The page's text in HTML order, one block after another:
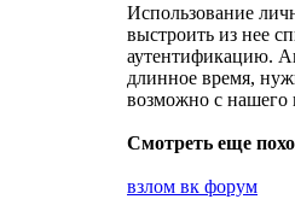
Использование
выстроить из нее
аутентификацию.
длинное время,
возможно с нашего
Смотреть еще
взлом вк форум